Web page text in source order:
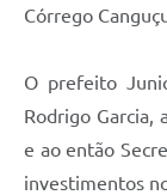
Córrego
O prefeito
Rodrigo Garcia,
e ao então
investimentos